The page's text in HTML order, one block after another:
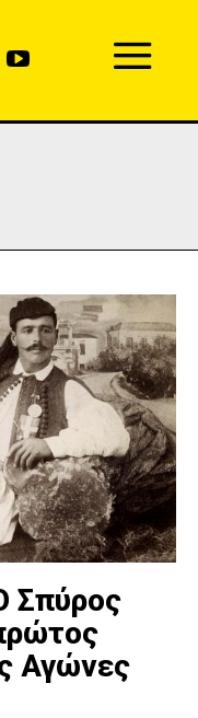
Σπύρος
Αγώνες